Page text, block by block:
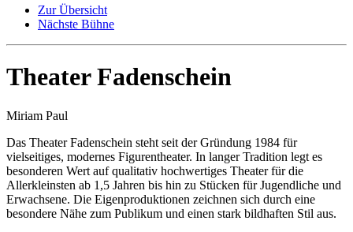
Zur Übersicht
Nächste Bühne
Theater Fadenschein
Miriam Paul
Das Theater Fadenschein steht seit der Gründung 1984 für
vielseitiges, modernes Figurentheater. In langer Tradition legt es
besonderen Wert auf qualitativ hochwertiges Theater für die
Allerkleinsten ab 1,5 Jahren bis hin zu Stücken für Jugendliche und
Erwachsene. Die Eigenproduktionen zeichnen sich durch eine
besondere Nähe zum Publikum und einen stark bildhaften Stil aus.